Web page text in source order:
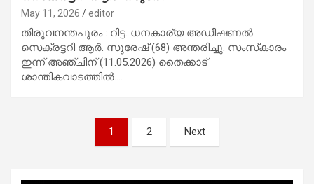
May 11, 2026 editor
തിരുവനന്തപുരം : റിട്ട. ധനകാര്യ അഡീഷണൽ
സെക്രട്ടറി ആർ. സുരേഷ്‌ (68) അന്തരിച്ചു. സംസ്‌കാരം
ഇന്ന് അഞ്ചിന് (11.05.2026) തൈക്കാട്
ശാന്തികവാടത്തിൽ.…
1 2 Next